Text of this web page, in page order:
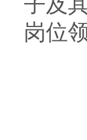
岗位